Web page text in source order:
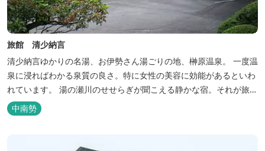
旅館 清少納言
清少納言ゆかりの名湯、お伊勢さん湯ごりの地、榊原温泉。 一度温
泉に浸ればわかる泉質の良さ。特に女性の美容に効能があるといわ
れています。 湯の瀬川のせせらぎが聞こえる静かな宿。それが旅
館 清少納言です。柔らかく滑らかな安らぎの湯や旬の味、心のこ
もったおもてなしを心掛けております。 日頃の喧騒から離れ、平安
中南勢